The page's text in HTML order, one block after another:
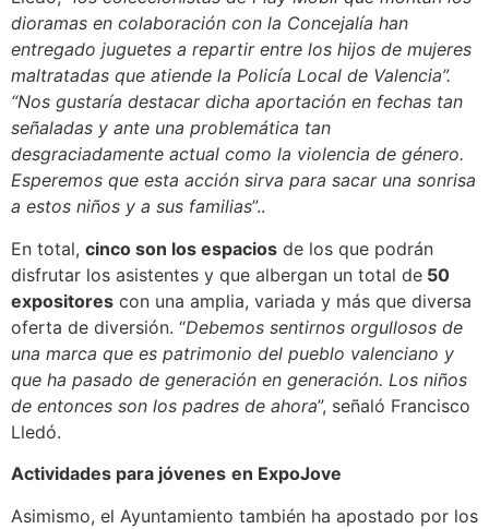
dioramas en colaboración con la Concejalía han
entregado juguetes a repartir entre los hijos de mujeres
maltratadas que atiende la Policía Local de Valencia”.
“Nos gustaría destacar dicha aportación en fechas tan
señaladas y ante una problemática tan
desgraciadamente actual como la violencia de género.
Esperemos que esta acción sirva para sacar una sonrisa
a estos niños y a sus familias”..
En total, cinco son los espacios de los que podrán
disfrutar los asistentes y que albergan un total de 50
expositores con una amplia, variada y más que diversa
oferta de diversión. “Debemos sentirnos orgullosos de
una marca que es patrimonio del pueblo valenciano y
que ha pasado de generación en generación. Los niños
de entonces son los padres de ahora”, señaló Francisco
Lledó.
Actividades para jóvenes en ExpoJove
Asimismo, el Ayuntamiento también ha apostado por los